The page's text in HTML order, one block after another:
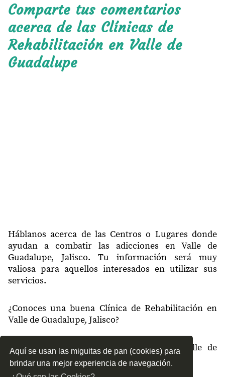
Aquí se usan las miguitas de pan (cookies) para
brindar una mejor experiencia de navegación.
Comparte tus comentarios
acerca de las Clínicas de
Rehabilitación en Valle de
Guadalupe
Háblanos acerca de las Centros o Lugares donde
ayudan a combatir las adicciones en Valle de
Guadalupe, Jalisco. Tu información será muy
valiosa para aquellos interesados en utilizar sus
servicios.
¿Conoces una buena Clínica de Rehabilitación en
Valle de Guadalupe, Jalisco?
¿Qué tipo de tratamientos conoces en Valle de
Guadalupe, Jalisco?